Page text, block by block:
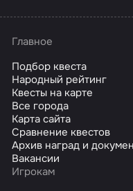
Главное
Подбор квеста
Народный рейтинг
Квесты на карте
Все города
Карта сайта
Сравнение квестов
Архив наград и
Вакансии
Игрокам